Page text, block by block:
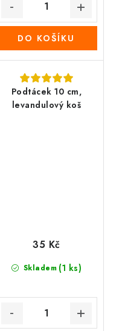
DO KOŠÍKU
Podtácek 10 cm,
levandulový koš
Skladem (1 ks)
35 Kč